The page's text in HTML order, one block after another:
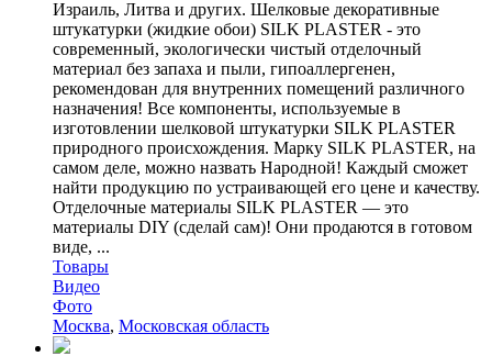
Израиль, Литва и других. Шелковые декоративные
штукатурки (жидкие обои) SILK PLASTER - это
современный, экологически чистый отделочный
материал без запаха и пыли, гипоаллергенен,
рекомендован для внутренних помещений различного
назначения! Все компоненты, используемые в
изготовлении шелковой штукатурки SILK PLASTER
природного происхождения. Марку SILK PLASTER, на
самом деле, можно назвать Народной! Каждый сможет
найти продукцию по устраивающей его цене и качеству.
Отделочные материалы SILK PLASTER — это
материалы DIY (сделай сам)! Они продаются в готовом
виде, ...
Товары
Видео
Фото
Москва, Московская область